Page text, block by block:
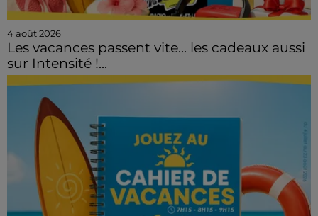
4 août 2026
Les vacances passent vite... les cadeaux aussi
sur Intensité !...